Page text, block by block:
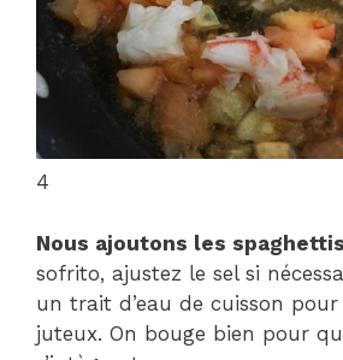
4
Nous ajoutons les spaghettis
sofrito, ajustez le sel si
un trait d’eau de cuisson
juteux. On bouge bien pour